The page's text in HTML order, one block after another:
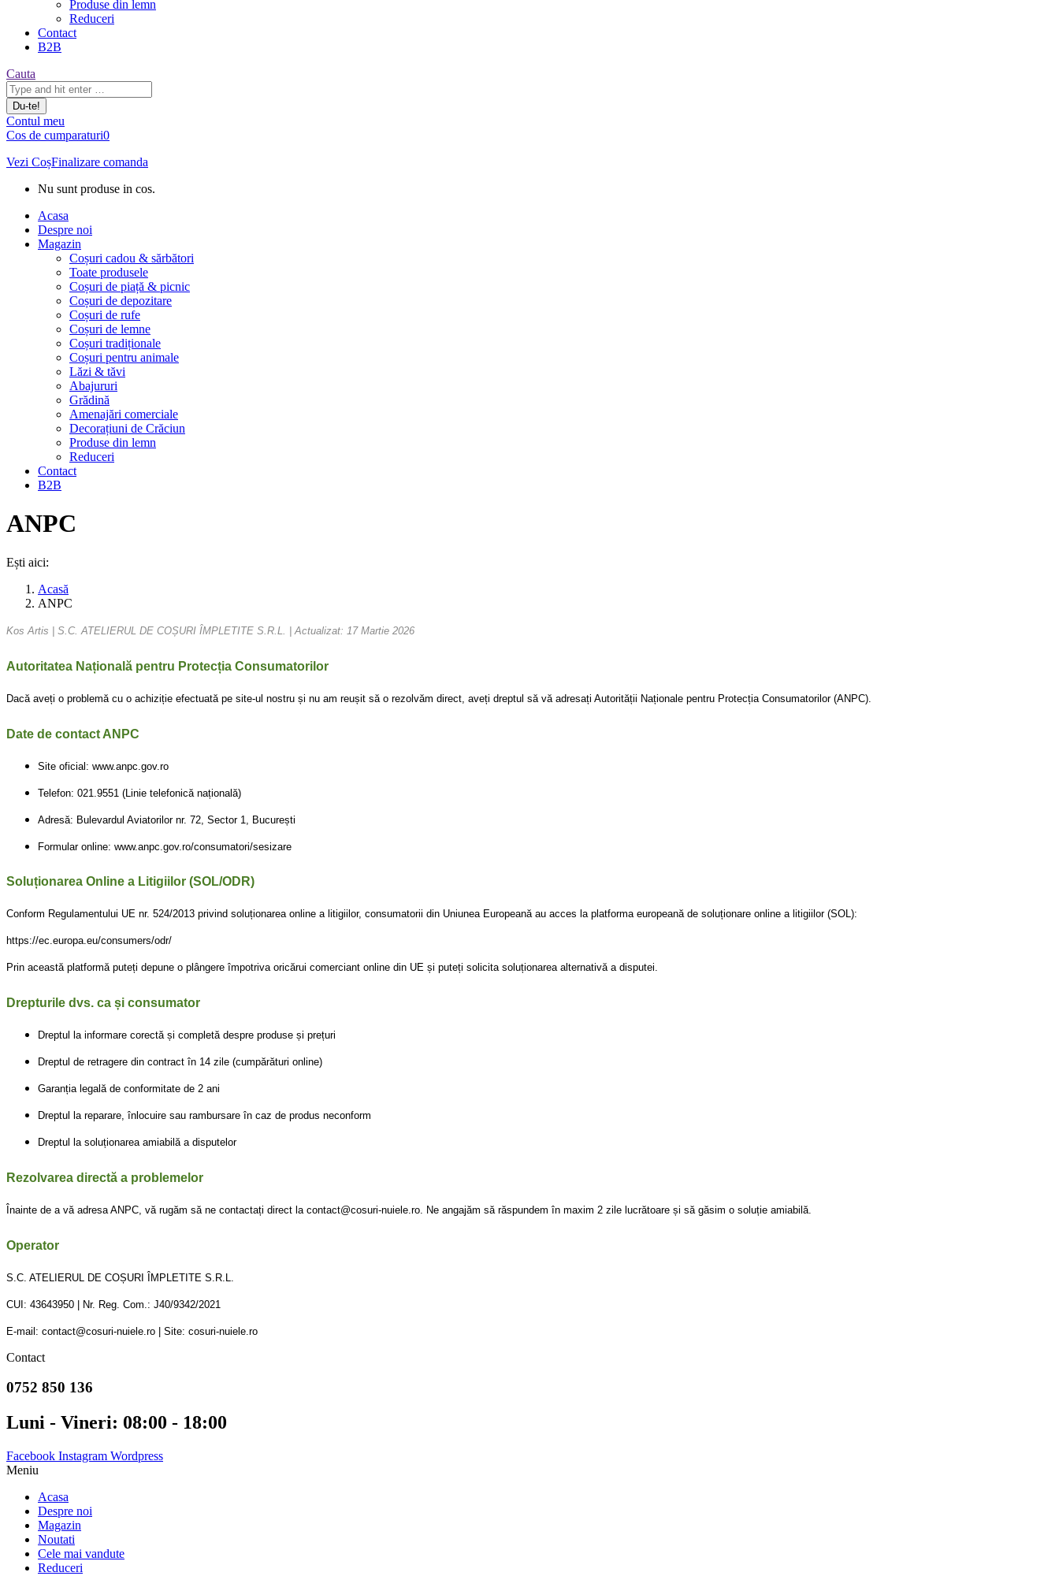
Produse din lemn
Reduceri
Contact
B2B
Căutare:
Cauta
Contul meu
Cos de cumparaturi0
Vezi CoșFinalizare comanda
Nu sunt produse in cos.
Acasa
Despre noi
Magazin
Coșuri cadou & sărbători
Toate produsele
Coșuri de piață & picnic
Coșuri de depozitare
Coșuri de rufe
Coșuri de lemne
Coșuri tradiționale
Coșuri pentru animale
Lăzi & tăvi
Abajururi
Grădină
Amenajări comerciale
Decorațiuni de Crăciun
Produse din lemn
Reduceri
Contact
B2B
ANPC
Ești aici:
Acasă
ANPC
Kos Artis | S.C. ATELIERUL DE COȘURI ÎMPLETITE S.R.L. | Actualizat: 17 Martie 2026
Autoritatea Națională pentru Protecția Consumatorilor
Dacă aveți o problemă cu o achiziție efectuată pe site-ul nostru și nu am reușit să o rezolvăm direct, aveți dreptul să vă adresați Autorității Naționale pentru Protecția Consumatorilor (ANPC).
Date de contact ANPC
Site oficial: www.anpc.gov.ro
Telefon: 021.9551 (Linie telefonică națională)
Adresă: Bulevardul Aviatorilor nr. 72, Sector 1, București
Formular online: www.anpc.gov.ro/consumatori/sesizare
Soluționarea Online a Litigiilor (SOL/ODR)
Conform Regulamentului UE nr. 524/2013 privind soluționarea online a litigiilor, consumatorii din Uniunea Europeană au acces la platforma europeană de soluționare online a litigiilor (SOL):
https://ec.europa.eu/consumers/odr/
Prin această platformă puteți depune o plângere împotriva oricărui comerciant online din UE și puteți solicita soluționarea alternativă a disputei.
Drepturile dvs. ca și consumator
Dreptul la informare corectă și completă despre produse și prețuri
Dreptul de retragere din contract în 14 zile (cumpărături online)
Garanția legală de conformitate de 2 ani
Dreptul la reparare, înlocuire sau rambursare în caz de produs neconform
Dreptul la soluționarea amiabilă a disputelor
Rezolvarea directă a problemelor
Înainte de a vă adresa ANPC, vă rugăm să ne contactați direct la contact@cosuri-nuiele.ro. Ne angajăm să răspundem în maxim 2 zile lucrătoare și să găsim o soluție amiabilă.
Operator
S.C. ATELIERUL DE COȘURI ÎMPLETITE S.R.L.
CUI: 43643950 | Nr. Reg. Com.: J40/9342/2021
E-mail: contact@cosuri-nuiele.ro | Site: cosuri-nuiele.ro
Contact
0752 850 136
Luni - Vineri: 08:00 - 18:00
Facebook Instagram Wordpress
Meniu
Acasa
Despre noi
Magazin
Noutati
Cele mai vandute
Reduceri